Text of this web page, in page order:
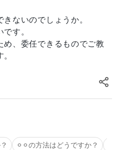
ないのでしょうか。
す。
め、委任できるものでご教
⚪︎⚪︎の方法はどうですか？